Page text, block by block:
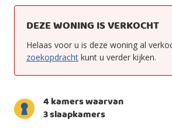
DEZE WONING IS VERKOCHT
Helaas voor u is deze woning al
zoekopdracht kunt u verder kijken.
4 kamers waarvan
3 slaapkamers